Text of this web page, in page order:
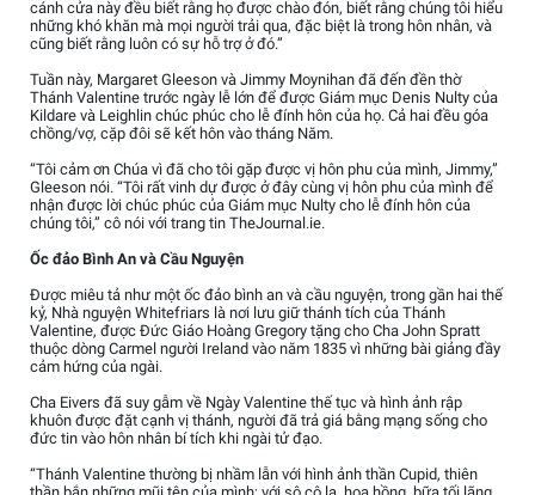
cánh cửa này đều biết rằng họ được chào đón, biết rằng chúng tôi hiểu
những khó khăn mà mọi người trải qua, đặc biệt là trong hôn nhân, và
cũng biết rằng luôn có sự hỗ trợ ở đó.”
Tuần này, Margaret Gleeson và Jimmy Moynihan đã đến đền thờ
Thánh Valentine trước ngày lễ lớn để được Giám mục Denis Nulty của
Kildare và Leighlin chúc phúc cho lễ đính hôn của họ. Cả hai đều góa
chồng/vợ, cặp đôi sẽ kết hôn vào tháng Năm.
“Tôi cảm ơn Chúa vì đã cho tôi gặp được vị hôn phu của mình, Jimmy,”
Gleeson nói. “Tôi rất vinh dự được ở đây cùng vị hôn phu của mình để
nhận được lời chúc phúc của Giám mục Nulty cho lễ đính hôn của
chúng tôi,” cô nói với trang tin TheJournal.ie.
Ốc đảo Bình An và Cầu Nguyện
Được miêu tả như một ốc đảo bình an và cầu nguyện, trong gần hai thế
kỷ, Nhà nguyện Whitefriars là nơi lưu giữ thánh tích của Thánh
Valentine, được Đức Giáo Hoàng Gregory tặng cho Cha John Spratt
thuộc dòng Carmel người Ireland vào năm 1835 vì những bài giảng đầy
cảm hứng của ngài.
Cha Eivers đã suy gẫm về Ngày Valentine thế tục và hình ảnh rập
khuôn được đặt cạnh vị thánh, người đã trả giá bằng mạng sống cho
đức tin vào hôn nhân bí tích khi ngài tử đạo.
“Thánh Valentine thường bị nhầm lẫn với hình ảnh thần Cupid, thiên